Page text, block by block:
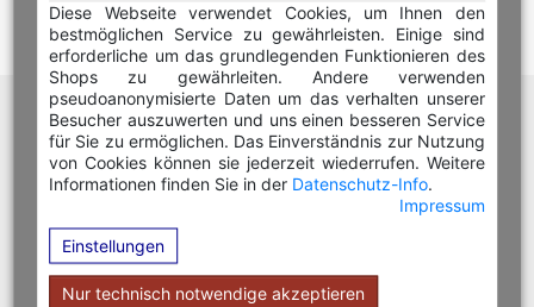
Diese Webseite verwendet Cookies, um Ihnen den
bestmöglichen Service zu gewährleisten. Einige sind
erforderliche um das grundlegenden Funktionieren des
Shops zu gewährleiten. Andere verwenden
pseudoanonymisierte Daten um das verhalten unserer
Besucher auszuwerten und uns einen besseren Service
für Sie zu ermöglichen. Das Einverständnis zur Nutzung
von Cookies können sie jederzeit wiederrufen. Weitere
Informationen finden Sie in der Datenschutz-Info.
Impressum
Einstellungen
Nur technisch notwendige akzeptieren
Hilfe Editor
Hilfe Multicolorstempel
Hilfe Rundstempel
Hilfe Stempelkissen wechseln
Hilfe Stempelplatte wechseln